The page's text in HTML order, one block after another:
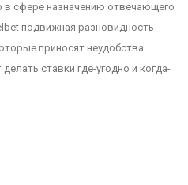
в сфере назначению отвечающего
подвижная разновидность
приносят неудобства
ставки где-угодно и когда-